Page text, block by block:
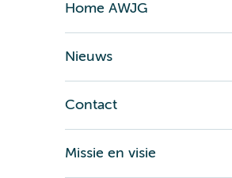
Home AWJG
Nieuws
Contact
Missie en visie